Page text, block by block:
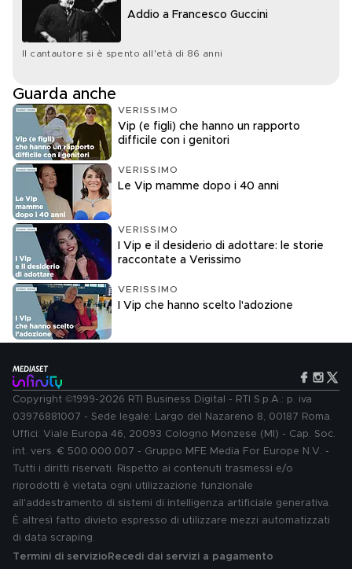
Addio a Francesco Guccini
Il cantautore si è spento all'età di 86 anni
Guarda anche
VERISSIMO
Vip (e figli) che hanno un rapporto
difficile con i genitori
VERISSIMO
Le Vip mamme dopo i 40 anni
VERISSIMO
I Vip e il desiderio di adottare: le storie
raccontate a Verissimo
VERISSIMO
I Vip che hanno scelto l'adozione
Copyright ©1999-2026 RTI Business Digital - RTI S.p.A.: p. iva
03976881007 - Sede legale: Largo del Nazareno 8, 00187 Roma.
Uffici: Viale Europa 46, 20093 Cologno Monzese (MI) - Cap. Soc.
int. vers. € 500.000.007 - Gruppo MFE Media For Europe N.V. -
Tutti i diritti riservati. Rispetto ai contenuti trasmessi e/o
riprodotti è vietata ogni utilizzazione funzionale
all'addestramento di sistemi di intelligenza artificiale generativa.
È altresì fatto divieto espresso di utilizzare mezzi automatizzati
di data scraping.
Termini di servizio Recedi dai servizi a pagamento